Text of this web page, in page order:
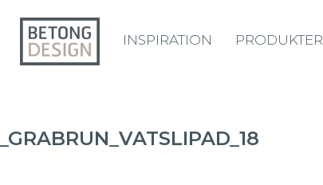
INSPIRATION PRODUKTER